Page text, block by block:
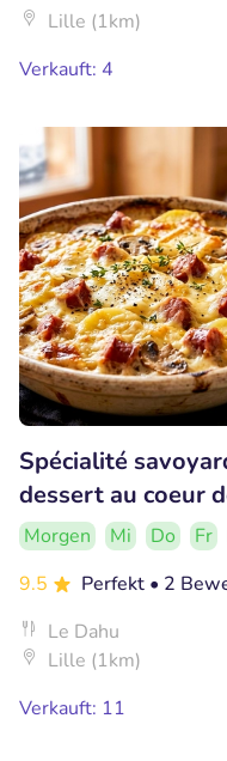
Lille (1km)
Verkauft: 4
Spécialité
dessert au coeur
Morgen Mi Do Fr
9.5
Perfekt • 2
Le Dahu
Lille (1km)
Verkauft: 11